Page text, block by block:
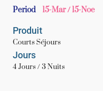
Period 15-Mar / 15-Noe
Produit
Courts Séjours
Jours
4 Jours / 3 Nuits